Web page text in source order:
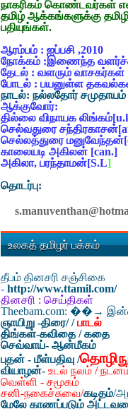
நாகரிகம் கொண்டவர்கள்
தமிழ் ஆக்கங்களுக்கு
பதியுங்கள்.
ஆரம்பம் : ஐப்பசி ,2010
நோக்கம் :இணைந்த
தேடல் : வளரும் வாசகர்கள்
போடல் : பயனுள்ள
நாடல்: நல்லதோர் சமுதாயம்
ஆக்குவோர்:
தில்லை விநாயக
செல்வதுரை
செல்லத்துரை
காலையடி அகிலன் [can.]
அகிலா, பரந்தாமன்[S.L]
தொடர்பு:
உலகத் தமிழர் பக்கம்
தீபம் தினசரி சஞ்சிகை
- http://www.ttamil.com/
தினசரி : செய்திகள்
Theebam.com: ��→
ஞாயிறு -திரை//பாடல்
திங்கள்-கவிதை / கதை
செவ்வாய்- ஆன்மீகம்
புதன் - மீள்பதிவு /
வியாழன்- உடல் நலம் /
வெள்ளி - சமூகம்
சனி-நகைச்சுவை/கடிதம்/
மேலே காணப்படும்